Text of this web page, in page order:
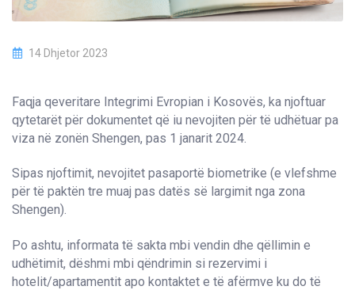
14 Dhjetor 2023
Faqja qeveritare Integrimi Evropian i Kosovës, ka njoftuar
qytetarët për dokumentet që iu nevojiten për të udhëtuar pa
viza në zonën Shengen, pas 1 janarit 2024.
Sipas njoftimit, nevojitet pasaportë biometrike (e vlefshme
për të paktën tre muaj pas datës së largimit nga zona
Shengen).
Po ashtu, informata të sakta mbi vendin dhe qëllimin e
udhëtimit, dëshmi mbi qëndrimin si rezervimi i
hotelit/apartamentit apo kontaktet e të afërmve ku do të